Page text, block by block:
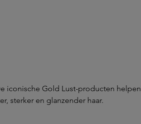
iconische Gold Lust-producten helpen
sterker en glanzender haar.